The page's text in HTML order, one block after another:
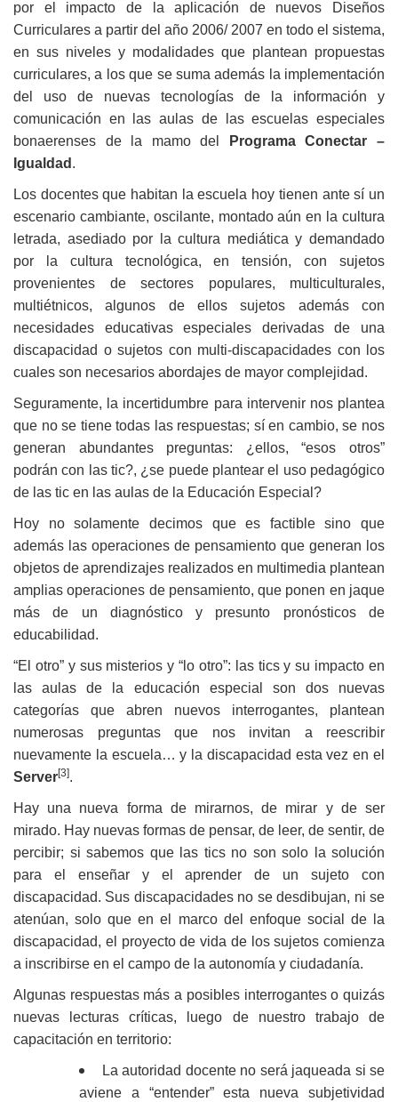
por el impacto de la aplicación de nuevos Diseños
Curriculares a partir del año 2006/ 2007 en todo el sistema,
en sus niveles y modalidades que plantean propuestas
curriculares, a los que se suma además la implementación
del uso de nuevas tecnologías de la información y
comunicación en las aulas de las escuelas especiales
bonaerenses de la mamo del
Programa Conectar –
Igualdad .
Los docentes que habitan la escuela hoy tienen ante sí un
escenario cambiante, oscilante, montado aún en la cultura
letrada, asediado por la cultura mediática y demandado
por la cultura tecnológica, en tensión, con sujetos
provenientes de sectores populares, multiculturales,
multiétnicos, algunos de ellos sujetos además con
necesidades educativas especiales derivadas de una
discapacidad o sujetos con multi-discapacidades con los
cuales son necesarios abordajes de mayor complejidad.
Seguramente, la incertidumbre para intervenir nos plantea
que no se tiene todas las respuestas; sí en cambio, se nos
generan abundantes preguntas: ¿ellos, “esos otros”
podrán con las tic?, ¿se puede plantear el uso pedagógico
de las tic en las aulas de la Educación Especial?
Hoy no solamente decimos que es factible sino que
además las operaciones de pensamiento que generan los
objetos de aprendizajes realizados en multimedia plantean
amplias operaciones de pensamiento, que ponen en jaque
más de un diagnóstico y presunto pronósticos de
educabilidad.
“El otro” y sus misterios y “lo otro”: las tics y su impacto en
las aulas de la educación especial son dos nuevas
categorías que abren nuevos interrogantes, plantean
numerosas preguntas que nos invitan a reescribir
nuevamente la escuela… y la discapacidad esta vez en el
Server[3].
Hay una nueva forma de mirarnos, de mirar y de ser
mirado. Hay nuevas formas de pensar, de leer, de sentir, de
percibir; si sabemos que las tics no son solo la solución
para el enseñar y el aprender de un sujeto con
discapacidad. Sus discapacidades no se desdibujan, ni se
atenúan, solo que en el marco del enfoque social de la
discapacidad, el proyecto de vida de los sujetos comienza
a inscribirse en el campo de la autonomía y ciudadanía.
Algunas respuestas más a posibles interrogantes o quizás
nuevas lecturas críticas, luego de nuestro trabajo de
capacitación en territorio:
La autoridad docente no será jaqueada si se
aviene a “entender” esta nueva subjetividad